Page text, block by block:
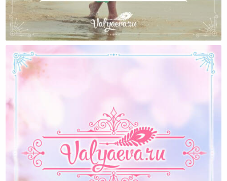
От Чего Очень Сильно Зависит Наше Материальное
Благосостояние?